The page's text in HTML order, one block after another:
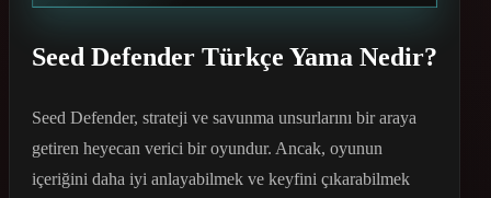
Seed Defender Türkçe Yama Nedir?
Seed Defender, strateji ve savunma unsurlarını bir araya
getiren heyecan verici bir oyundur. Ancak, oyunun
içeriğini daha iyi anlayabilmek ve keyfini çıkarabilmek